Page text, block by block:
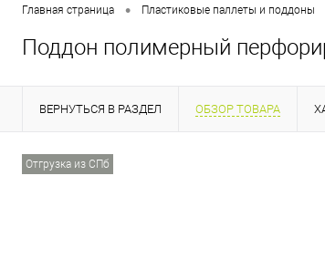
Главная страница • Пластиковые паллеты и поддоны
Поддон полимерный
ВЕРНУТЬСЯ В РАЗДЕЛ ОБЗОР ТОВАРА
Отгрузка из СПб